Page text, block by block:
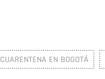
CUARENTENA EN BOGOTÁ